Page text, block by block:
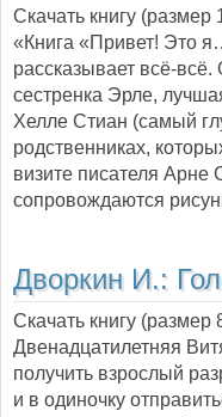
Скачать книгу
«Книга «Привет! Это
рассказывает всё-
сестренка Эрле,
Хелле Стиан (самый
родственниках,
визите писателя Арне
сопровождаются
Дворкин И.:
Скачать книгу
Двенадцатилетняя
получить взрослый
и в одиночку